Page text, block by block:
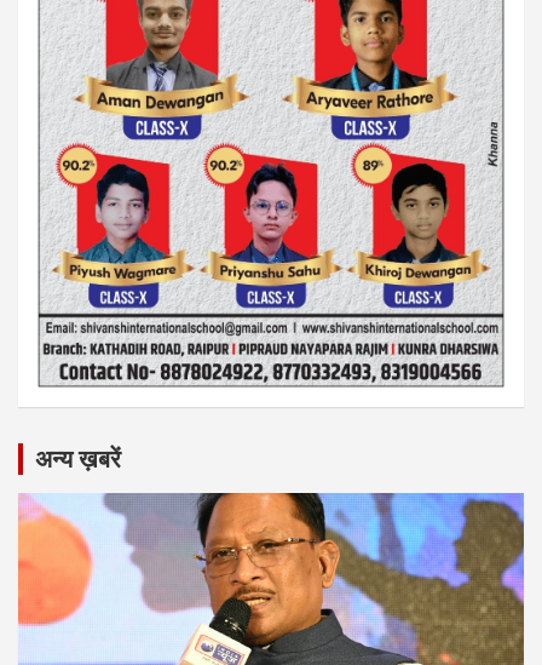
अन्य ख़बरें